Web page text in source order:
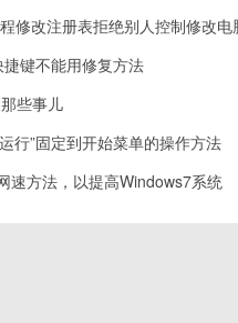
修改注册表拒绝别人控制修改电
键不能用修复方法
些事儿
行”固定到开始菜单的操作方法
速方法，以提高Windows7系统